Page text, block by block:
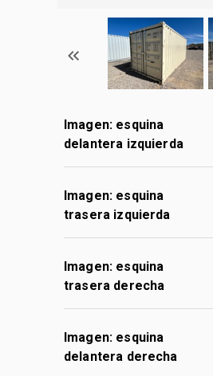
Imagen: esquina
delantera izquierda
Imagen: esquina
trasera izquierda
Imagen: esquina
trasera derecha
Imagen: esquina
delantera derecha